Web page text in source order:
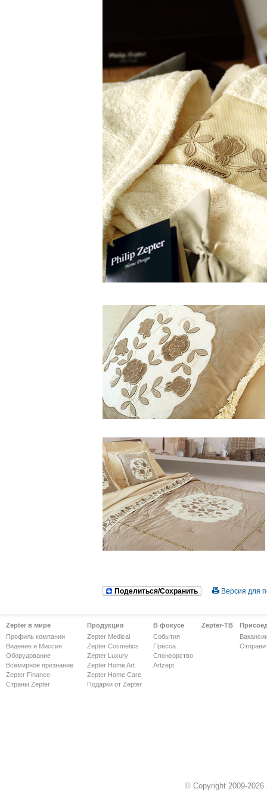
Поделиться/Сохранить Версия для
Zepter в мире
Профиль компании
Видение и Миссия
Оборудование
Всемирное признание
Zepter Finance
Страны Zepter
Продукция
Zepter Medical
Zepter Cosmetics
Zepter Luxury
Zepter Home Art
Zepter Home Care
Подарки от Zepter
В фокусе
События
Пресса
Спонсорство
Artzept
Zepter-ТВ
© Copyright 2009-